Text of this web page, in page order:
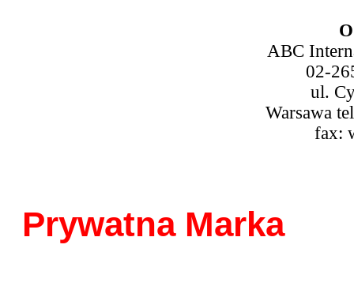
ABC
02-
ul.
Warsawa
fax:
Prywatna Marka